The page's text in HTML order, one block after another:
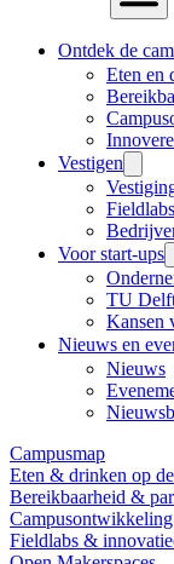
Ontdek de
Eten en
Vestigen
Voor start-ups
TU
Kansen
Nieuws en
Nieuws
Campusmap
Eten & drinken op
Bereikbaarheid &
Campusontwikkeling
Fieldlabs &